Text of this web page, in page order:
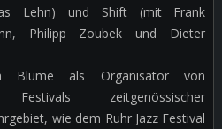
Lehn) und Shift (mit Frank
Philipp Zoubek und Dieter
Blume als Organisator von
zeitgenössischer
wie dem Ruhr Jazz Festival